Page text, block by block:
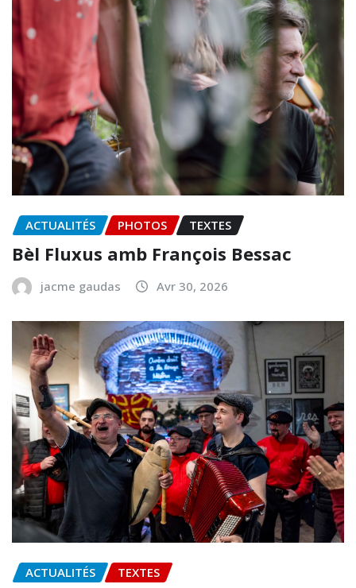
ACTUALITÉS PHOTOS TEXTES
Bèl Fluxus amb François Bessac
jacme gaudas Avr 30, 2026
ACTUALITÉS TEXTES